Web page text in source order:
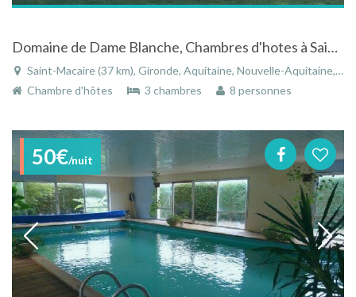
Domaine de Dame Blanche, Chambres d'hotes à Saint Macaire
Saint-Macaire (37 km), Gironde, Aquitaine, Nouvelle-Aquitaine, France
Chambre d'hôtes
3 chambres 8 personnes
50€/nuit